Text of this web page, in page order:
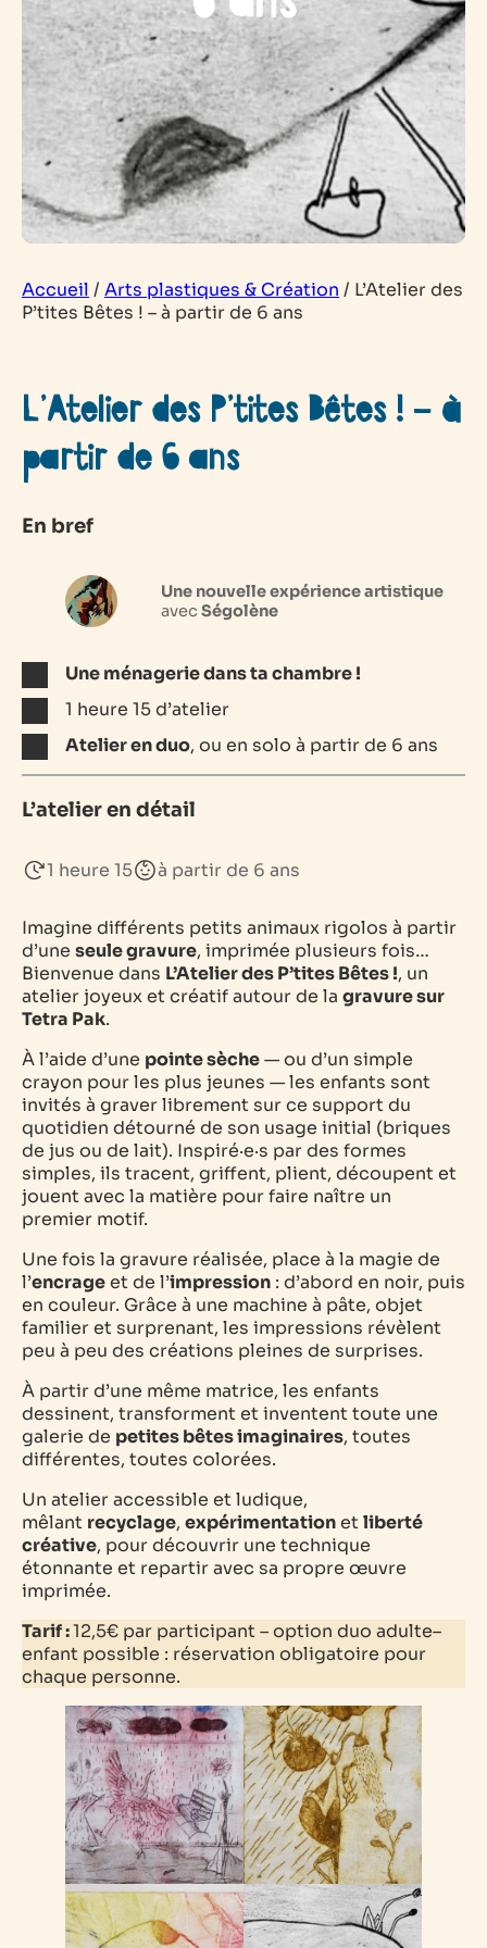
Accueil / Arts plastiques & Création / L’Atelier des
P’tites Bêtes ! – à partir de 6 ans
L’Atelier des P’tites Bêtes ! – à
partir de 6 ans
En bref
Une nouvelle expérience artistique
avecSégolène
Une ménagerie dans ta chambre !
1 heure 15 d’atelier
Atelier en duo, ou en solo à partir de 6 ans
L’atelier en détail
1 heure 15 à partir de 6 ans
Imagine différents petits animaux rigolos à partir
d’une seule gravure, imprimée plusieurs fois…
Bienvenue dans L’Atelier des P’tites Bêtes !, un
atelier joyeux et créatif autour de la gravure sur
Tetra Pak.
À l’aide d’une pointe sèche— ou d’un simple
crayon pour les plus jeunes — les enfants sont
invités à graver librement sur ce support du
quotidien détourné de son usage initial (briques
de jus ou de lait). Inspiré·e·s par des formes
simples, ils tracent, griffent, plient, découpent et
jouent avec la matière pour faire naître un
premier motif.
Une fois la gravure réalisée, place à la magie de
l’encrageet de l’impression : d’abord en noir, puis
en couleur. Grâce à une machine à pâte, objet
familier et surprenant, les impressions révèlent
peu à peu des créations pleines de surprises.
À partir d’une même matrice, les enfants
dessinent, transforment et inventent toute une
galerie de petites bêtes imaginaires, toutes
différentes, toutes colorées.
Un atelier accessible et ludique,
mêlant recyclage, expérimentationet liberté
créative, pour découvrir une technique
étonnante et repartir avec sa propre œuvre
imprimée.
Tarif :12,5€ par participant –option duo adulte–
enfant possible : réservation obligatoire pour
chaque personne.